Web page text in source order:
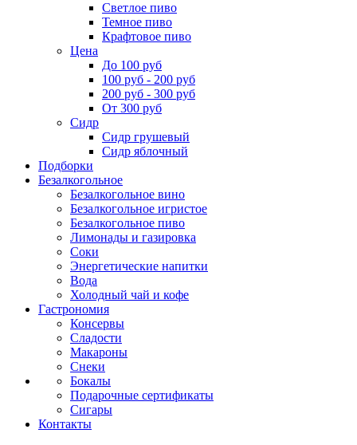
Светлое пиво
Темное пиво
Крафтовое пиво
Цена
До 100 руб
100 руб - 200 руб
200 руб - 300 руб
От 300 руб
Сидр
Сидр грушевый
Сидр яблочный
Подборки
Безалкогольное
Безалкогольное вино
Безалкогольное игристое
Безалкогольное пиво
Лимонады и газировка
Соки
Энергетические напитки
Вода
Холодный чай и кофе
Гастрономия
Консервы
Сладости
Макароны
Снеки
Бокалы
Подарочные сертификаты
Сигары
Контакты